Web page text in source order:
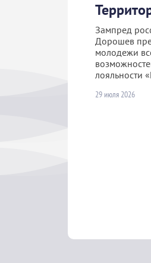
Зампред
Дорошев
молодежи
лояльности
29 июля 2026